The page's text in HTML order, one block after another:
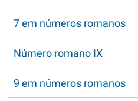
7 em números romanos
Número romano IX
9 em números romanos